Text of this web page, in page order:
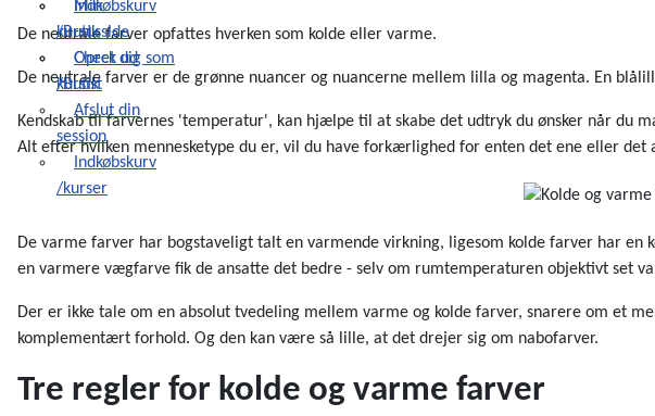
Indkøbskurv
/Butik
Check ud
/Butik
Min
kursusside
Opret dig som
kursist
Afslut din
session
Indkøbskurv
/kurser
De neutrale farver opfattes hverken som kolde eller varme.
De neutrale farver er de grønne nuancer og nuancerne mellem lilla og magenta. En
Kendskab til farvernes 'temperatur', kan hjælpe til at skabe det udtryk du ønsker når du
Alt efter hvilken mennesketype du er, vil du have forkærlighed for enten det ene eller
De varme farver har bogstaveligt talt en varmende virkning, ligesom kolde farver har en
en varmere vægfarve fik de ansatte det bedre - selv om rumtemperaturen objektivt set
Der er ikke tale om en absolut tvedeling mellem varme og kolde farver, snarere om et
komplementært forhold. Og den kan være så lille, at det drejer sig om nabofarver.
Tre regler for kolde og varme farver